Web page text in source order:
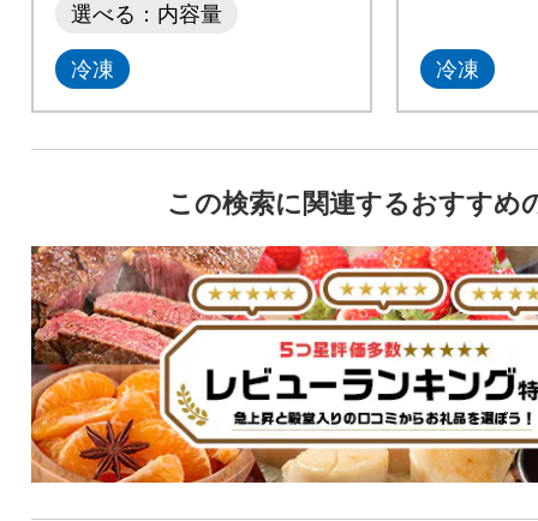
選べる：内容量
冷凍 冷凍
この検索に関連するおすすめ